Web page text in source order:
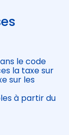
le code
la taxe sur
sur les
à partir du